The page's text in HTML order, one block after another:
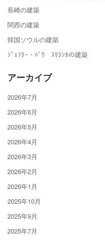
長崎の建築
関西の建築
韓国ソウルの建築
ｼﾞｪﾌﾘｰ・ﾊﾞﾜ ｽﾘﾗﾝｶの建築
アーカイブ
2026年7月
2026年6月
2026年5月
2026年4月
2026年3月
2026年2月
2026年1月
2025年10月
2025年9月
2025年7月